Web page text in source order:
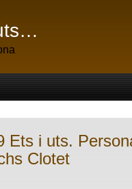
Ets i uts.
Clotet